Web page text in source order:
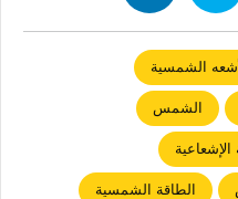
الشمسية
الشمس
الإشعاعية
الطاقة الشمسية